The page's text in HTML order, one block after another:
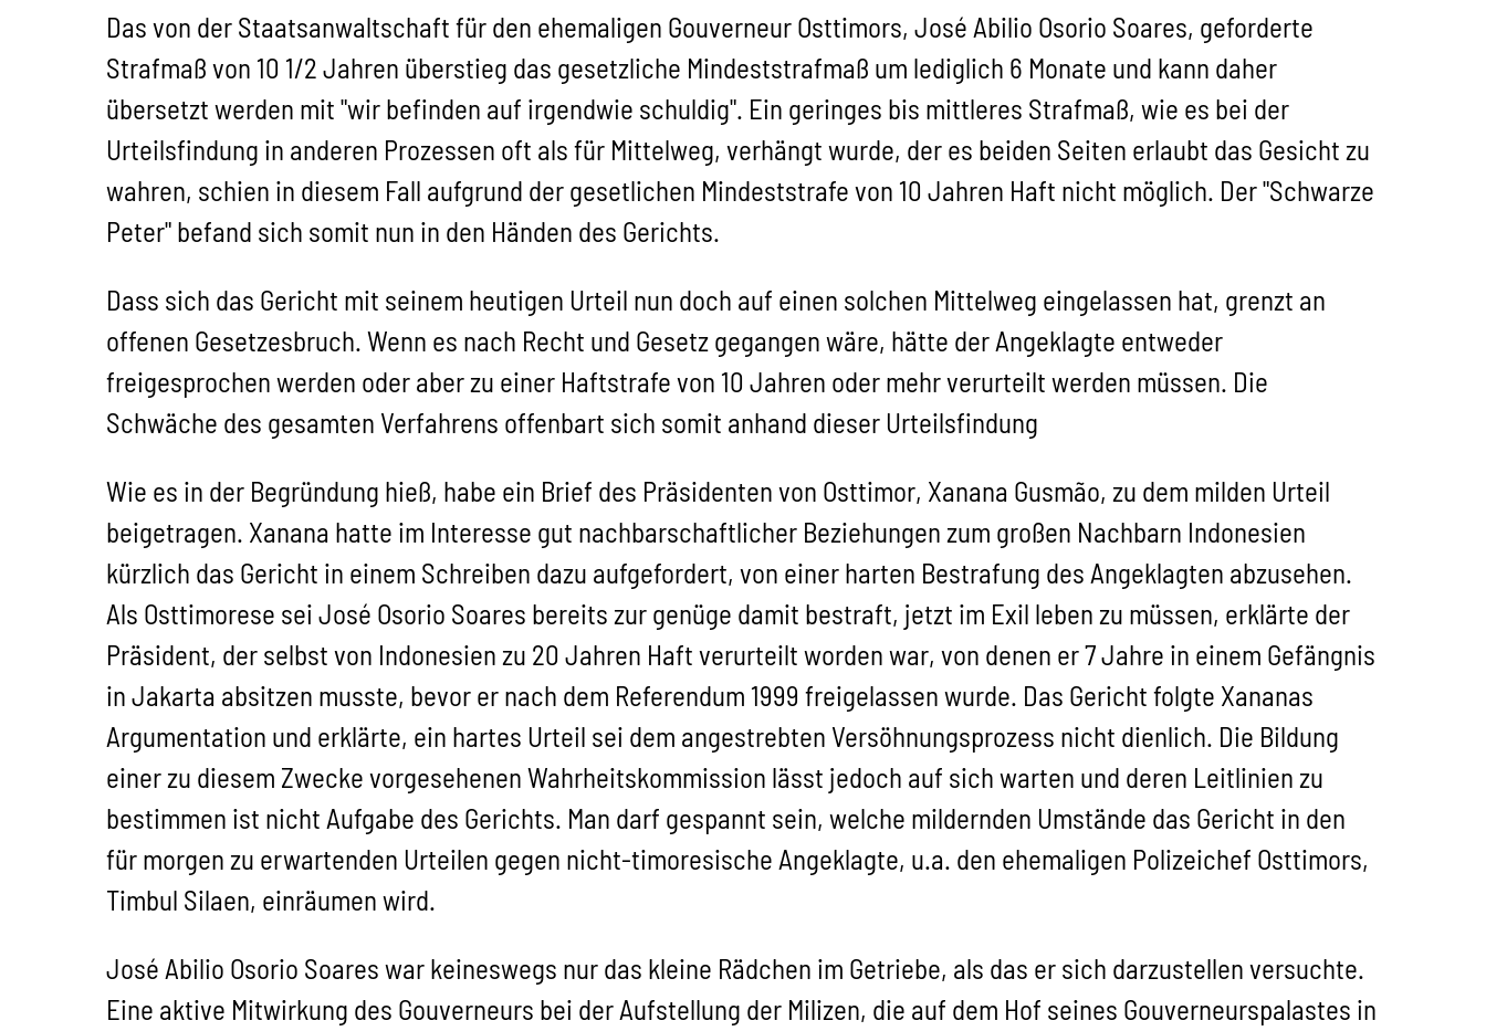
Das von der Staatsanwaltschaft für den ehemaligen Gouverneur Osttimors, José Abilio Osorio Soares, geforderte
Strafmaß von 10 1/2 Jahren überstieg das gesetzliche Mindeststrafmaß um lediglich 6 Monate und kann daher
übersetzt werden mit "wir befinden auf irgendwie schuldig". Ein geringes bis mittleres Strafmaß, wie es bei der
Urteilsfindung in anderen Prozessen oft als für Mittelweg, verhängt wurde, der es beiden Seiten erlaubt das Gesicht zu
wahren, schien in diesem Fall aufgrund der gesetlichen Mindeststrafe von 10 Jahren Haft nicht möglich. Der "Schwarze
Peter" befand sich somit nun in den Händen des Gerichts.
Dass sich das Gericht mit seinem heutigen Urteil nun doch auf einen solchen Mittelweg eingelassen hat, grenzt an
offenen Gesetzesbruch. Wenn es nach Recht und Gesetz gegangen wäre, hätte der Angeklagte entweder
freigesprochen werden oder aber zu einer Haftstrafe von 10 Jahren oder mehr verurteilt werden müssen. Die
Schwäche des gesamten Verfahrens offenbart sich somit anhand dieser Urteilsfindung
Wie es in der Begründung hieß, habe ein Brief des Präsidenten von Osttimor, Xanana Gusmão, zu dem milden Urteil
beigetragen. Xanana hatte im Interesse gut nachbarschaftlicher Beziehungen zum großen Nachbarn Indonesien
kürzlich das Gericht in einem Schreiben dazu aufgefordert, von einer harten Bestrafung des Angeklagten abzusehen.
Als Osttimorese sei José Osorio Soares bereits zur genüge damit bestraft, jetzt im Exil leben zu müssen, erklärte der
Präsident, der selbst von Indonesien zu 20 Jahren Haft verurteilt worden war, von denen er 7 Jahre in einem Gefängnis
in Jakarta absitzen musste, bevor er nach dem Referendum 1999 freigelassen wurde. Das Gericht folgte Xananas
Argumentation und erklärte, ein hartes Urteil sei dem angestrebten Versöhnungsprozess nicht dienlich. Die Bildung
einer zu diesem Zwecke vorgesehenen Wahrheitskommission lässt jedoch auf sich warten und deren Leitlinien zu
bestimmen ist nicht Aufgabe des Gerichts. Man darf gespannt sein, welche mildernden Umstände das Gericht in den
für morgen zu erwartenden Urteilen gegen nicht-timoresische Angeklagte, u.a. den ehemaligen Polizeichef Osttimors,
Timbul Silaen, einräumen wird.
José Abilio Osorio Soares war keineswegs nur das kleine Rädchen im Getriebe, als das er sich darzustellen versuchte.
Eine aktive Mitwirkung des Gouverneurs bei der Aufstellung der Milizen, die auf dem Hof seines Gouverneurspalastes in